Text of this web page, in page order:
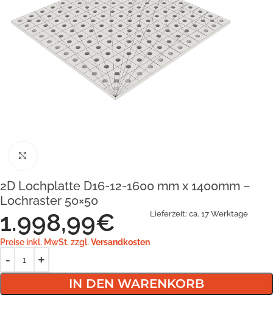
2D Lochplatte D16-12-1600 mm x 1400mm –
Lochraster 50×50
1.998,99€
Preise inkl. MwSt. zzgl. Versandkosten
Lieferzeit: ca. 17 Werktage
IN DEN WARENKORB